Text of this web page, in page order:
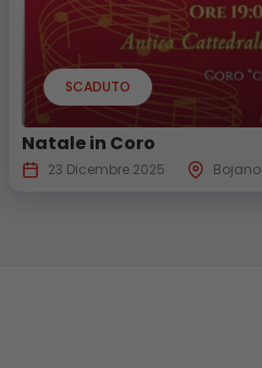
SCADUTO
Natale in Coro
23 Dicembre 2025 Bojano